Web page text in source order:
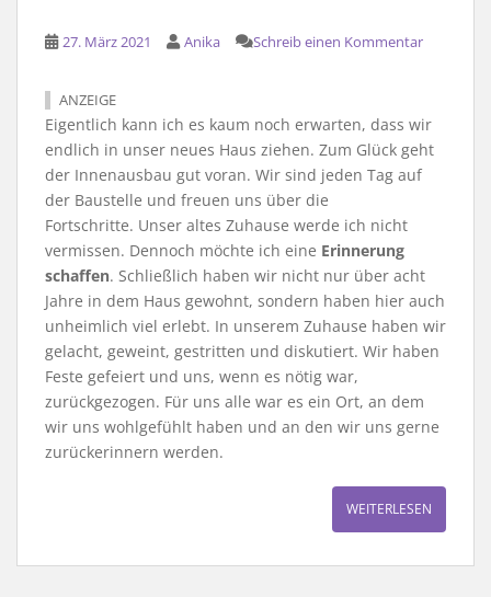
27. März 2021 Anika Schreib einen Kommentar
ANZEIGE
Eigentlich kann ich es kaum noch erwarten, dass wir
endlich in unser neues Haus ziehen. Zum Glück geht
der Innenausbau gut voran. Wir sind jeden Tag auf
der Baustelle und freuen uns über die
Fortschritte. Unser altes Zuhause werde ich nicht
vermissen. Dennoch möchte ich eine Erinnerung
schaffen. Schließlich haben wir nicht nur über acht
Jahre in dem Haus gewohnt, sondern haben hier auch
unheimlich viel erlebt. In unserem Zuhause haben wir
gelacht, geweint, gestritten und diskutiert. Wir haben
Feste gefeiert und uns, wenn es nötig war,
zurückgezogen. Für uns alle war es ein Ort, an dem
wir uns wohlgefühlt haben und an den wir uns gerne
zurückerinnern werden.
WEITERLESEN